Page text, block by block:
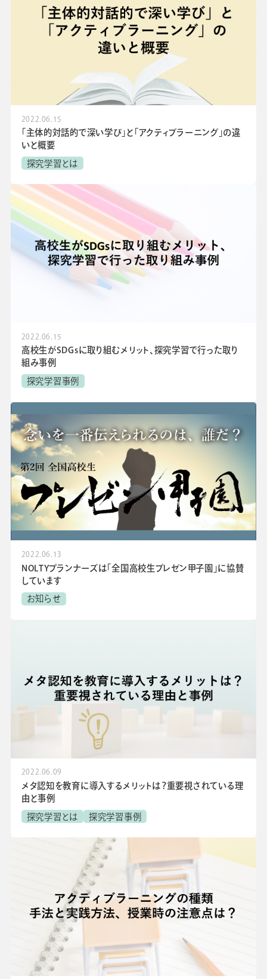
2022.06.15
「主体的対話的で深い学び」と「アクティブラーニング」の違
いと概要
探究学習とは
2022.06.15
高校生がSDGsに取り組むメリット、探究学習で行った取り
組み事例
探究学習事例
2022.06.13
NOLTYプランナーズは「全国高校生プレゼン甲子園」に協賛
しています
お知らせ
2022.06.09
メタ認知を教育に導入するメリットは？重要視されている理
由と事例
探究学習とは 探究学習事例